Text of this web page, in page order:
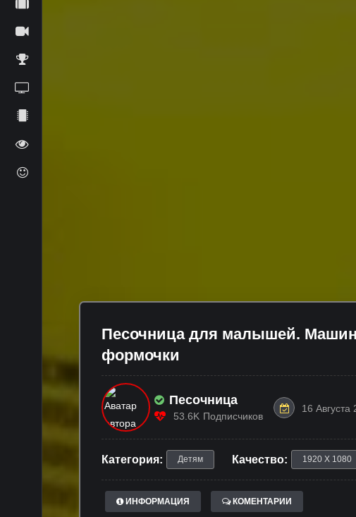
Песочница для малышей.
формочки
Песочница
53.6K Подписчиков
16
Категория: Детям Качество: 1920 X 1080
ИНФОРМАЦИЯ КОМЕНТАРИИ